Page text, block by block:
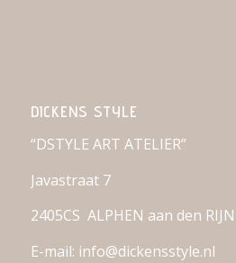
DICKENS STYLE
“DSTYLE ART ATELIER”
Javastraat 7
2405CS ALPHEN aan den RIJN
E-mail: info@dickensstyle.nl